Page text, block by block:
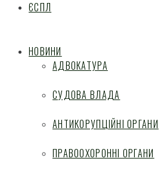
ЄСПЛ
НОВИНИ
АДВОКАТУРА
СУДОВА ВЛАДА
АНТИКОРУПЦІЙНІ ОРГАНИ
ПРАВООХОРОННІ ОРГАНИ